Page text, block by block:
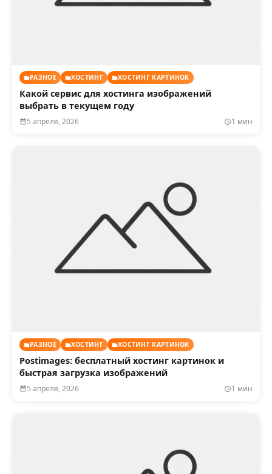
РАЗНОЕ ХОСТИНГ ХОСТИНГ КАРТИНОК
Какой сервис для хостинга изображений
выбрать в текущем году
5 апреля, 2026 1 мин
РАЗНОЕ ХОСТИНГ ХОСТИНГ КАРТИНОК
Postimages: бесплатный хостинг картинок и
быстрая загрузка изображений
5 апреля, 2026 1 мин